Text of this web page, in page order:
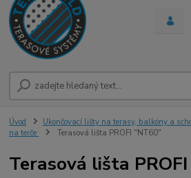
Úvod Ukončovací lišty na terasy, balkóny a
na terče
Terasová lišta PROFI "NT60"
Terasová lišta